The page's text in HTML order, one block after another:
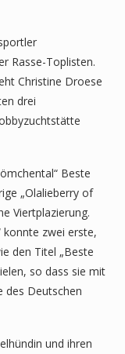
Rasse-Toplisten.
Christine Droese
drei
Beste
„Olalieberry of
Viertplazierung.
konnte zwei erste,
den Titel „Beste
so dass sie mit
des Deutschen
und ihren